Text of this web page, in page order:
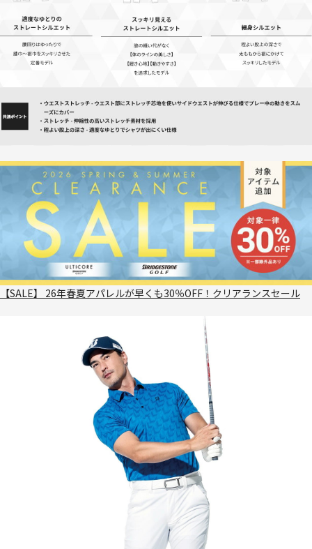
【SALE】 26年春夏アパレルが早くも30％OFF！クリアランスセール